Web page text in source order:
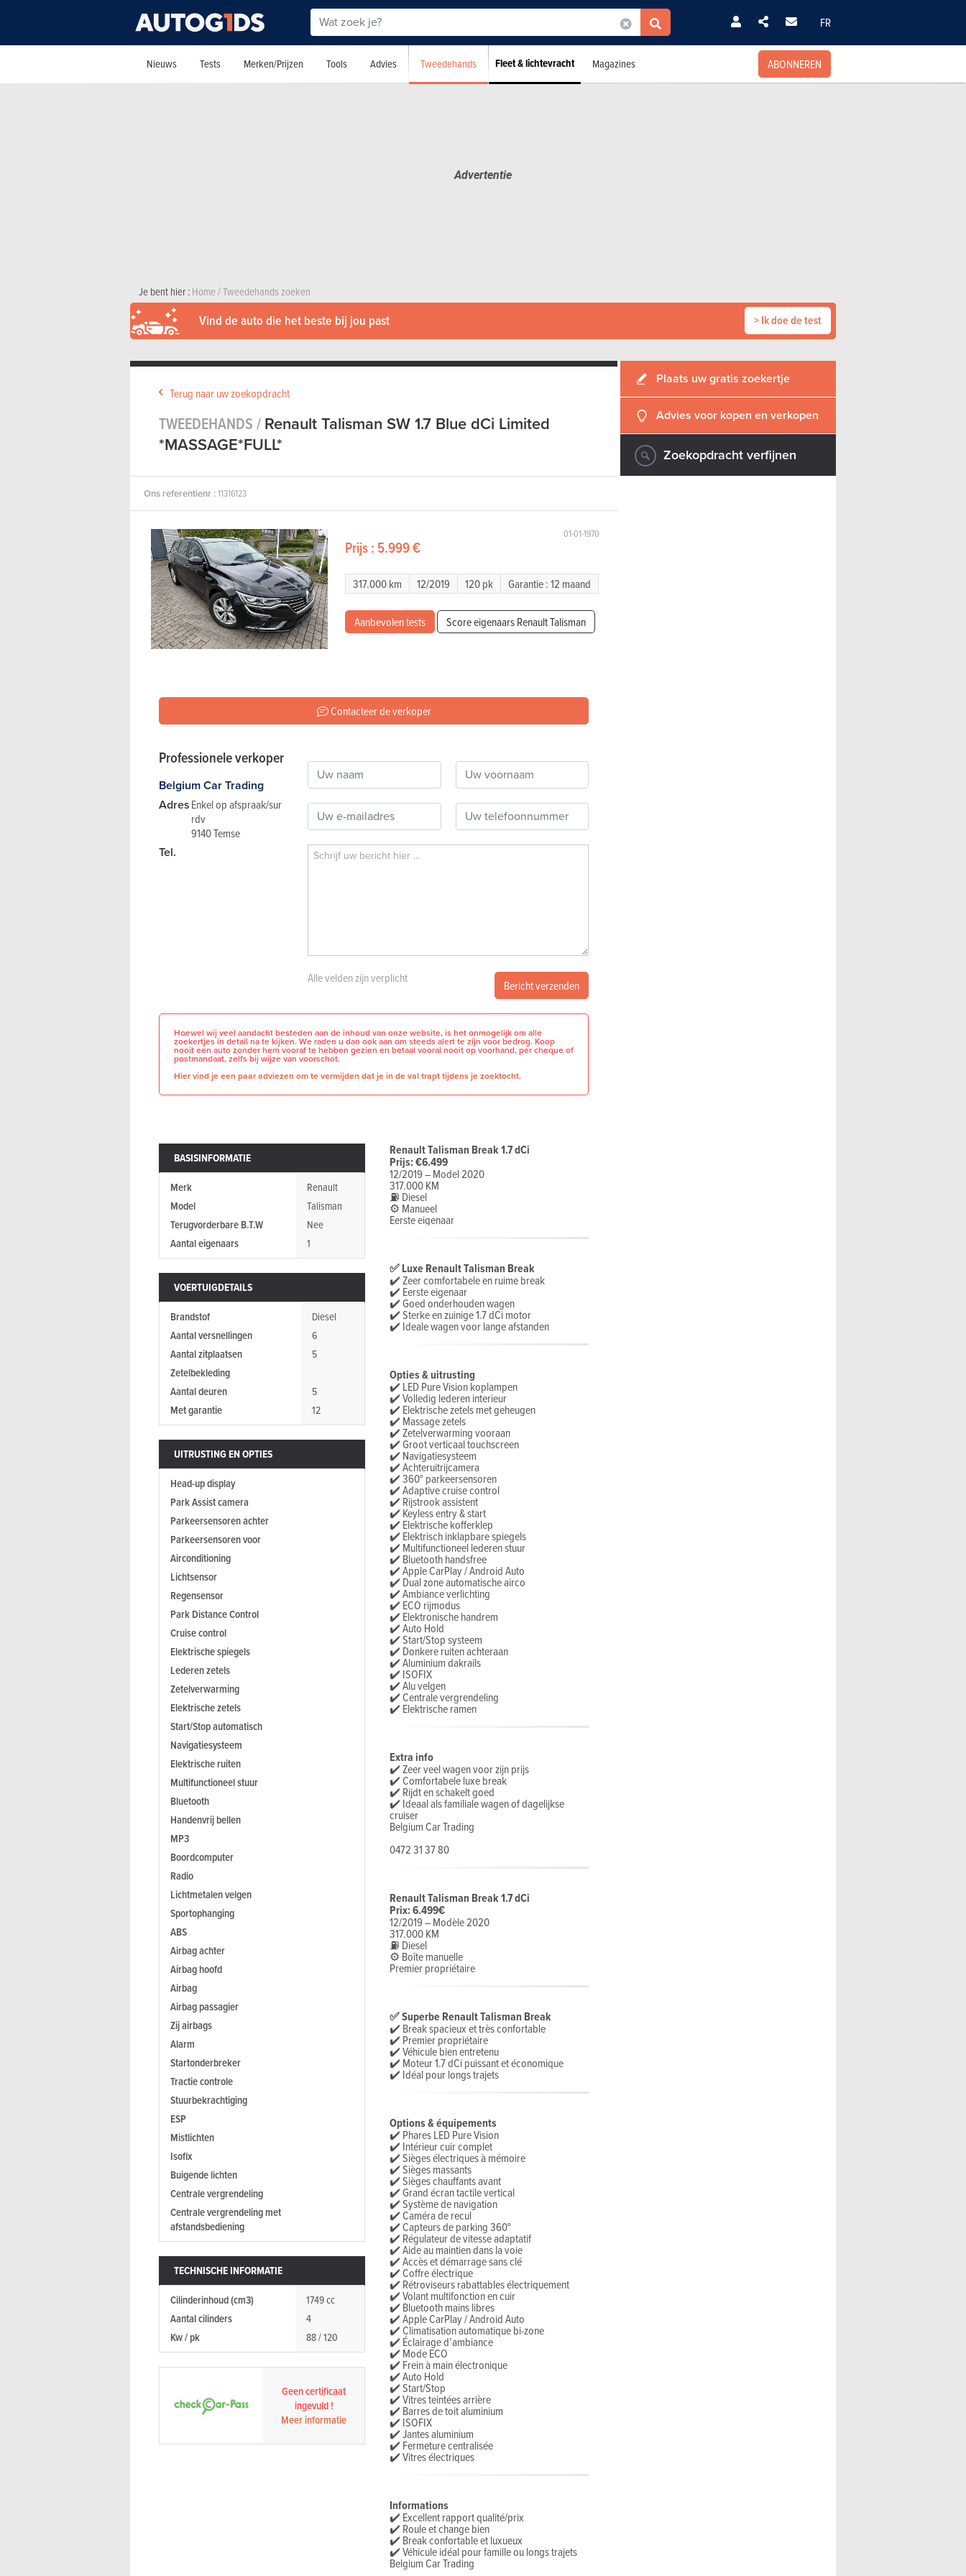
FR
Nieuws Tests Merken/Prijzen Tools Advies Tweedehands Fleet & lichtevracht Magazines ABONNEREN
Je bent hier :Home/Tweedehands zoeken
Vind de auto die het beste bij jou past > Ik doe de test
Terug naar uw zoekopdracht
TWEEDEHANDS /Renault Talisman SW 1.7 Blue dCi Limited
*MASSAGE*FULL*
Ons referentienr :11316123
01-01-1970
Prijs : 5.999 €
317.000 km 12/2019 120 pk Garantie : 12 maand
Aanbevolen tests Score eigenaars Renault Talisman
Contacteer de verkoper
Professionele verkoper
Belgium Car Trading
AdresEnkel op afspraak/sur
rdv
9140 Temse
Tel.
Alle velden zijn verplicht Bericht verzenden
Hoewel wij veel aandacht besteden aan de inhoud van onze website, is het onmogelijk om alle
zoekertjes in detail na te kijken. We raden u dan ook aan om steeds alert te zijn voor bedrog. Koop
nooit een auto zonder hem vooraf te hebben gezien en betaal vooral nooit op voorhand, per cheque of
postmandaat, zelfs bij wijze van voorschot.
Hier vind je een paar adviezen om te vermijden dat je in de val trapt tijdens je zoektocht.
BASISINFORMATIE
Merk
Renault
Model
Talisman
Terugvorderbare B.T.W
Nee
Aantal eigenaars
1
VOERTUIGDETAILS
Brandstof
Diesel
Aantal versnellingen
6
Aantal zitplaatsen
5
Zetelbekleding
Aantal deuren
5
Met garantie
12
UITRUSTING EN OPTIES
Head-up display
Park Assist camera
Parkeersensoren achter
Parkeersensoren voor
Airconditioning
Lichtsensor
Regensensor
Park Distance Control
Cruise control
Elektrische spiegels
Lederen zetels
Zetelverwarming
Elektrische zetels
Start/Stop automatisch
Navigatiesysteem
Elektrische ruiten
Multifunctioneel stuur
Bluetooth
Handenvrij bellen
MP3
Boordcomputer
Radio
Lichtmetalen velgen
Sportophanging
ABS
Airbag achter
Airbag hoofd
Airbag
Airbag passagier
Zij airbags
Alarm
Startonderbreker
Tractie controle
Stuurbekrachtiging
ESP
Mistlichten
Isofix
Buigende lichten
Centrale vergrendeling
Centrale vergrendeling met
afstandsbediening
TECHNISCHE INFORMATIE
Cilinderinhoud (cm3)
1749 cc
Aantal cilinders
4
Kw / pk
88 / 120
Geen certificaat
ingevuld !
Meer informatie
Renault Talisman Break 1.7 dCi
Prijs: €6.499
12/2019 – Model 2020
317.000 KM
⛽ Diesel
⚙️ Manueel
Eerste eigenaar
✅ Luxe Renault Talisman Break
✔️ Zeer comfortabele en ruime break
✔️ Eerste eigenaar
✔️ Goed onderhouden wagen
✔️ Sterke en zuinige 1.7 dCi motor
✔️ Ideale wagen voor lange afstanden
Opties & uitrusting
✔️ LED Pure Vision koplampen
✔️ Volledig lederen interieur
✔️ Elektrische zetels met geheugen
✔️ Massage zetels
✔️ Zetelverwarming vooraan
✔️ Groot verticaal touchscreen
✔️ Navigatiesysteem
✔️ Achteruitrijcamera
✔️ 360° parkeersensoren
✔️ Adaptive cruise control
✔️ Rijstrook assistent
✔️ Keyless entry & start
✔️ Elektrische kofferklep
✔️ Elektrisch inklapbare spiegels
✔️ Multifunctioneel lederen stuur
✔️ Bluetooth handsfree
✔️ Apple CarPlay / Android Auto
✔️ Dual zone automatische airco
✔️ Ambiance verlichting
✔️ ECO rijmodus
✔️ Elektronische handrem
✔️ Auto Hold
✔️ Start/Stop systeem
✔️ Donkere ruiten achteraan
✔️ Aluminium dakrails
✔️ ISOFIX
✔️ Alu velgen
✔️ Centrale vergrendeling
✔️ Elektrische ramen
Extra info
✔️ Zeer veel wagen voor zijn prijs
✔️ Comfortabele luxe break
✔️ Rijdt en schakelt goed
✔️ Ideaal als familiale wagen of dagelijkse
cruiser
Belgium Car Trading
0472 31 37 80
Renault Talisman Break 1.7 dCi
Prix: 6.499€
12/2019 – Modèle 2020
317.000 KM
⛽ Diesel
⚙️ Boîte manuelle
Premier propriétaire
✅ Superbe Renault Talisman Break
✔️ Break spacieux et très confortable
✔️ Premier propriétaire
✔️ Véhicule bien entretenu
✔️ Moteur 1.7 dCi puissant et économique
✔️ Idéal pour longs trajets
Options & équipements
✔️ Phares LED Pure Vision
✔️ Intérieur cuir complet
✔️ Sièges électriques à mémoire
✔️ Sièges massants
✔️ Sièges chauffants avant
✔️ Grand écran tactile vertical
✔️ Système de navigation
✔️ Caméra de recul
✔️ Capteurs de parking 360°
✔️ Régulateur de vitesse adaptatif
✔️ Aide au maintien dans la voie
✔️ Accès et démarrage sans clé
✔️ Coffre électrique
✔️ Rétroviseurs rabattables électriquement
✔️ Volant multifonction en cuir
✔️ Bluetooth mains libres
✔️ Apple CarPlay / Android Auto
✔️ Climatisation automatique bi-zone
✔️ Éclairage d’ambiance
✔️ Mode ECO
✔️ Frein à main électronique
✔️ Auto Hold
✔️ Start/Stop
✔️ Vitres teintées arrière
✔️ Barres de toit aluminium
✔️ ISOFIX
✔️ Jantes aluminium
✔️ Fermeture centralisée
✔️ Vitres électriques
Informations
✔️ Excellent rapport qualité/prix
✔️ Roule et change bien
✔️ Break confortable et luxueux
✔️ Véhicule idéal pour famille ou longs trajets
Belgium Car Trading
Plaats uw gratis zoekertje
Advies voor kopen en verkopen
Zoekopdracht verfijnen